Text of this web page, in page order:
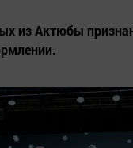
из Актюбы